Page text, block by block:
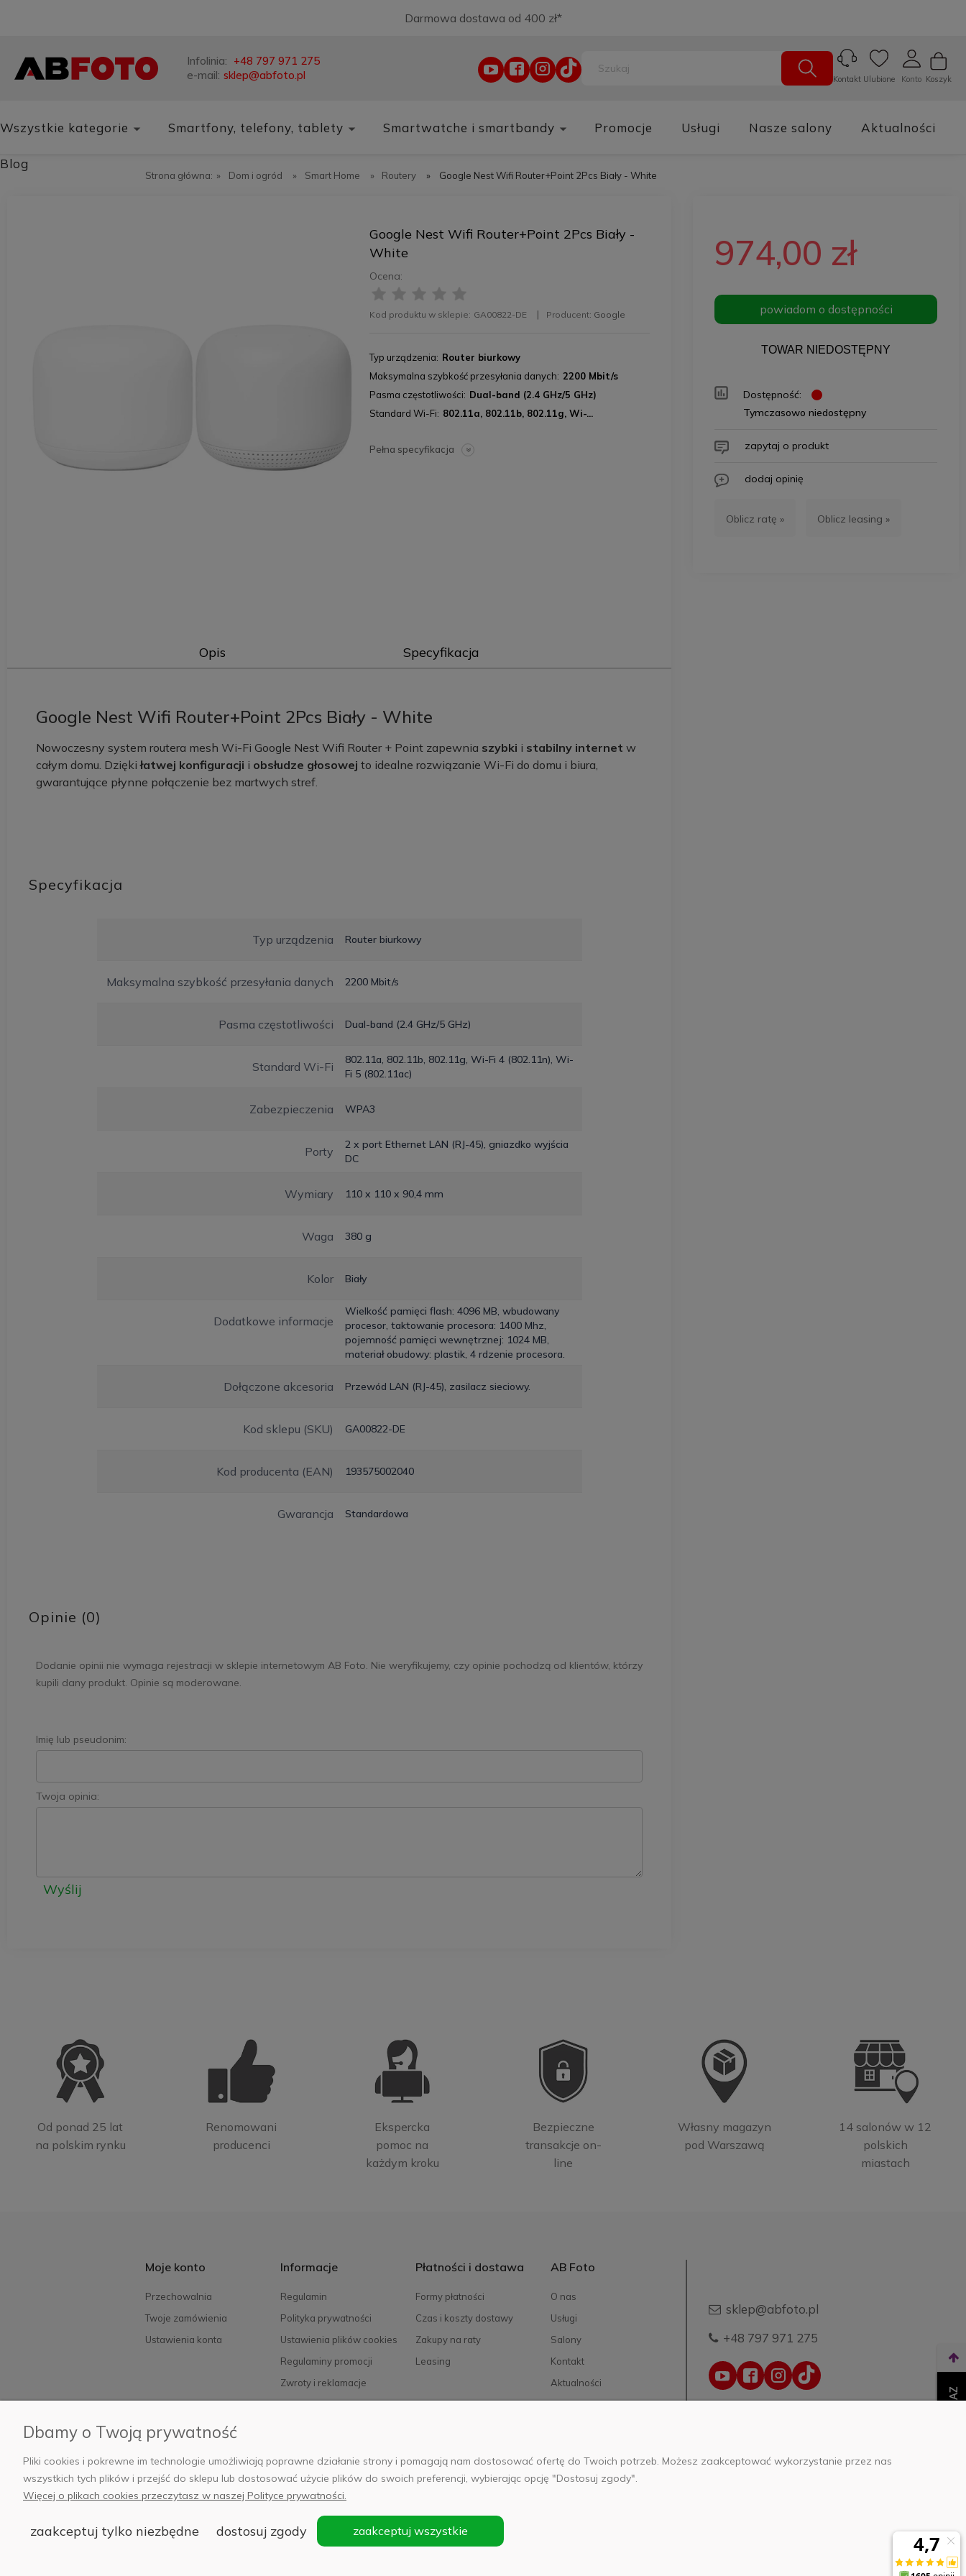
Darmowa dostawa od 400 zł*
Infolinia: +48 797 971 275
e-mail: sklep@abfoto.pl Koszyk
Konto
Ulubione
Kontakt
Wszystkie kategorie Smartfony, telefony, tablety Smartwatche i smartbandy Promocje Usługi Nasze salony Aktualności
Blog
Strona główna: » Dom i ogród » Smart Home » Routery » Google Nest Wifi Router+Point 2Pcs Biały - White
Google Nest Wifi Router+Point 2Pcs Biały -
White
Ocena:
Kod produktu w sklepie: GA00822-DE Producent: Google
Typ urządzenia
Router biurkowy
Maksymalna szybkość przesyłania danych 2200 Mbit/s
Pasma częstotliwości
Dual-band (2.4 GHz/5 GHz)
Standard Wi-Fi
802.11a, 802.11b, 802.11g, Wi-...
Pełna specyfikacja
Opis Specyfikacja
Google Nest Wifi Router+Point 2Pcs Biały - White
Nowoczesny system routera mesh Wi-Fi Google Nest Wifi Router + Point zapewnia szybki i stabilny internet w
całym domu. Dzięki łatwej konfiguracji i obsłudze głosowej to idealne rozwiązanie Wi-Fi do domu i biura,
gwarantujące płynne połączenie bez martwych stref.
Specyfikacja
Typ urządzenia Router biurkowy
Maksymalna szybkość przesyłania danych 2200 Mbit/s
Pasma częstotliwości Dual-band (2.4 GHz/5 GHz)
Standard Wi-Fi
802.11a, 802.11b, 802.11g, Wi-Fi 4 (802.11n), Wi-
Fi 5 (802.11ac)
Zabezpieczenia WPA3
Porty
2 x port Ethernet LAN (RJ-45), gniazdko wyjścia
DC
Wymiary 110 x 110 x 90,4 mm
Waga 380 g
Kolor Biały
Dodatkowe informacje
Wielkość pamięci flash: 4096 MB, wbudowany
procesor, taktowanie procesora: 1400 Mhz,
pojemność pamięci wewnętrznej: 1024 MB,
materiał obudowy: plastik, 4 rdzenie procesora.
Dołączone akcesoria Przewód LAN (RJ-45), zasilacz sieciowy.
Kod sklepu (SKU) GA00822-DE
Kod producenta (EAN) 193575002040
Gwarancja Standardowa
Opinie (0)
Dodanie opinii nie wymaga rejestracji w sklepie internetowym AB Foto. Nie weryfikujemy, czy opinie pochodzą od klientów, którzy
kupili dany produkt. Opinie są moderowane.
Imię lub pseudonim:
Twoja opinia:
Wyślij
974,00 zł
powiadom o dostępności
TOWAR NIEDOSTĘPNY
Dostępność:
Tymczasowo niedostępny
zapytaj o produkt
dodaj opinię
Oblicz ratę » Oblicz leasing »
Od ponad 25 lat
na polskim rynku
Renomowani
producenci
Ekspercka
pomoc na
każdym kroku
Bezpieczne
transakcje on-
line
Własny magazyn
pod Warszawą
14 salonów w 12
polskich
miastach
Moje konto
Przechowalnia
Twoje zamówienia
Ustawienia konta
Informacje
Regulamin
Polityka prywatności
Ustawienia plików cookies
Regulaminy promocji
Zwroty i reklamacje
FAQ
Płatności i dostawa
Formy płatności
Czas i koszty dostawy
Zakupy na raty
Leasing
AB Foto
O nas
Usługi
Salony
Kontakt
Aktualności
Kariera
sklep@abfoto.pl
+48 797 971 275
© 2025 Wszelkie prawa zastrzeżone. Serwis własnością:AB FOTO Sp. z o.o.
Siedziba: 02-486 WARSZAWA, Al. Jerozolimskie 176, NIP 1132646403 KRS nr 0000271999
Dbamy o Twoją prywatność
Pliki cookies i pokrewne im technologie umożliwiają poprawne działanie strony i pomagają nam dostosować ofertę do Twoich potrzeb. Możesz zaakceptować wykorzystanie przez nas
wszystkich tych plików i przejść do sklepu lub dostosować użycie plików do swoich preferencji, wybierając opcję "Dostosuj zgody".
Więcej o plikach cookies przeczytasz w naszej Polityce prywatności.
zaakceptuj tylko niezbędne dostosuj zgody zaakceptuj wszystkie